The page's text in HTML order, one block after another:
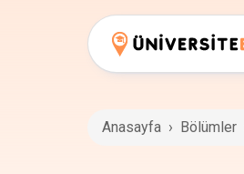
Anasayfa › Bölümler